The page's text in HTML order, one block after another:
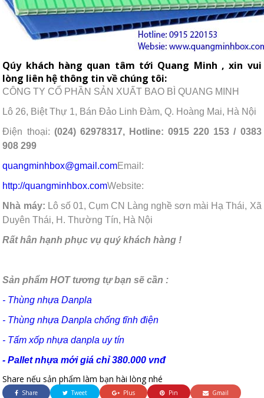
Qúy khách hàng quan tâm tới Quang Minh , xin vui
lòng liên hệ thông tin về chúng tôi:
CÔNG TY CỔ PHẦN SẢN XUẤT BAO BÌ QUANG MINH
Lô 26, Biệt Thự 1, Bán Đảo Linh Đàm, Q. Hoàng Mai, Hà Nội
Điện thoại: (024) 62978317, Hotline: 0915 220 153 / 0383
908 299
Email:
quangminhbox@gmail.com
Website:
http://quangminhbox.com
Nhà máy: Lô số 01, Cụm CN Làng nghề sơn mài Hạ Thái, Xã
Duyên Thái, H. Thường Tín, Hà Nội
Rất hân hạnh phục vụ quý khách hàng !
Sản phẩm HOT tương tự bạn sẽ cần :
- Thùng nhựa Danpla
- Thùng nhựa Danpla chống tĩnh điện
- Tấm xốp nhựa danpla uy tín
- Pallet nhựa mới giá chỉ 380.000 vnđ
Share nếu sản phẩm làm bạn hài lòng nhé
Share Tweet Plus Pin Gmail